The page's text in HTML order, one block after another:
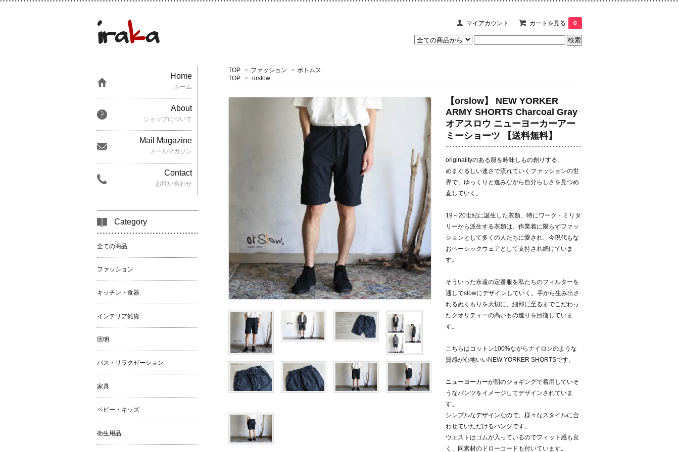
マイアカウント カートを見る 0
TOP > ファッション > ボトムス
TOP > orslow
【orslow】 NEW YORKER
ARMY SHORTS Charcoal Gray
オアスロウ ニューヨーカーアー
ミーショーツ 【送料無料】
originalityのある服を吟味しもの創りする。
めまぐるしい速さで流れていくファッションの世
界で、ゆっくりと進みながら自分らしさを見つめ
直していく。
19～20世紀に誕生した衣類、特にワーク・ミリタ
リーから派生する衣類は、作業着に限らずファッ
ションとして多くの人たちに愛され、今現代もな
おベーシックウェアとして支持され続けていま
す。
そういった永遠の定番服を私たちのフィルターを
通してslowにデザインしていく。手から生み出さ
れるぬくもりを大切に、細部に至るまでこだわっ
たクオリティーの高いもの造りを目指していま
す。
こちらはコットン100%ながらナイロンのような
質感が心地いいNEW YORKER SHORTSです。
ニューヨーカーが朝のジョギングで着用していそ
うなパンツをイメージしてデザインされていま
す。
シンプルなデザインなので、様々なスタイルに合
わせていただけるパンツです。
ウエストはゴムが入っているのでフィット感も良
く、同素材のドローコードも付いています。
Home
ホーム
About
ショップについて
Mail Magazine
メールマガジン
Contact
お問い合わせ
Category
全ての商品
ファッション
キッチン・食器
インテリア雑貨
照明
バス・リラクゼーション
家具
ベビー・キッズ
衛生用品